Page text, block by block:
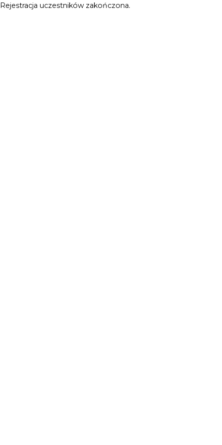
Rejestracja uczestników zakończona.